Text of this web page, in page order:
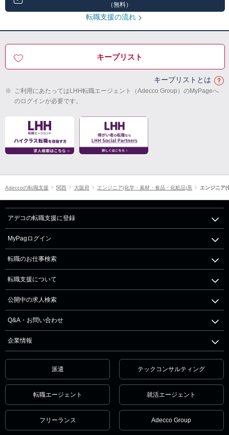
（無料）
転職支援の流れ
キープリスト
キープリストとは
※ ご利用にあたってはLHH転職エージェント（Adecco Group）のMyPageへ
のログインが必要です。
Adeccoの転職支援 関西 大阪府 エンジニア(化学・素材・食品・化粧品)系 エンジニア(
アデコの転職支援に登録
MyPagログイン
転職のお仕事検索
転職支援について
公開中の求人検索
Q&A・お問い合わせ
企業情報
派遣 テックコンサルティング
転職エージェント 就活エージェント
フリーランス Adecco Group